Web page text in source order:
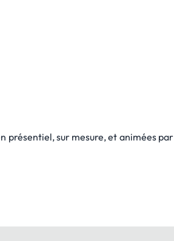
présentiel, sur mesure, et animées par